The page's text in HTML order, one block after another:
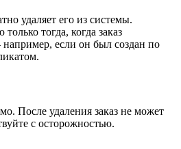
удаляет его из системы.
тогда, когда заказ
если он был создан по
После удаления заказ не может
с осторожностью.